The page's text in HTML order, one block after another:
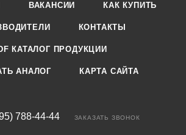
ВАКАНСИИ КАК КУПИТЬ
КОНТАКТЫ
КАТАЛОГ ПРОДУКЦИИ
АНАЛОГ КАРТА САЙТА
788-44-44 ЗАКАЗАТЬ ЗВОНОК